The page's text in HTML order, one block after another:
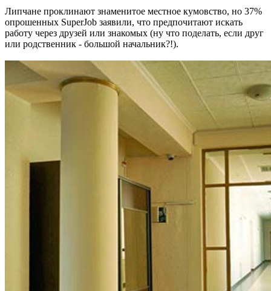
Липчане проклинают знаменитое местное кумовство, но 37%
опрошенных SuperJob заявили, что предпочитают искать
работу через друзей или знакомых (ну что поделать, если друг
или родственник - большой начальник?!).